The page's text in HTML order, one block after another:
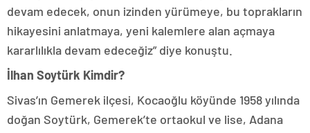
devam edecek, onun izinden yürümeye, bu toprakların
hikayesini anlatmaya, yeni kalemlere alan açmaya
kararlılıkla devam edeceğiz” diye konuştu.
İlhan Soytürk Kimdir?
Sivas’ın Gemerek ilçesi, Kocaoğlu köyünde 1958 yılında
doğan Soytürk, Gemerek’te ortaokul ve lise, Adana